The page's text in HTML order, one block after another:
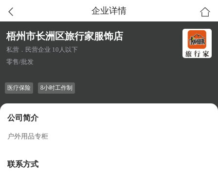
企业详情
梧州市长洲区旅行家服饰店
私营．民营企业 10人以下
零售/批发
医疗保险 8小时工作制
公司简介
户外用品专柜
联系方式